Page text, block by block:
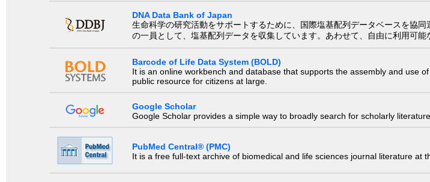
DNA Data Bank of Japan
生命科学の研究活動をサポートするために、国際塩基配列データベースを協
の一員として、塩基配列データを収集しています。あわせて、自由に利用可
Barcode of Life Data System (BOLD)
It is an online workbench and database that supports the assembly and use
public resource for citizens at large.
Google Scholar
Google Scholar provides a simple way to broadly search for scholarly
PubMed Central® (PMC)
It is a free full-text archive of biomedical and life sciences journal literature